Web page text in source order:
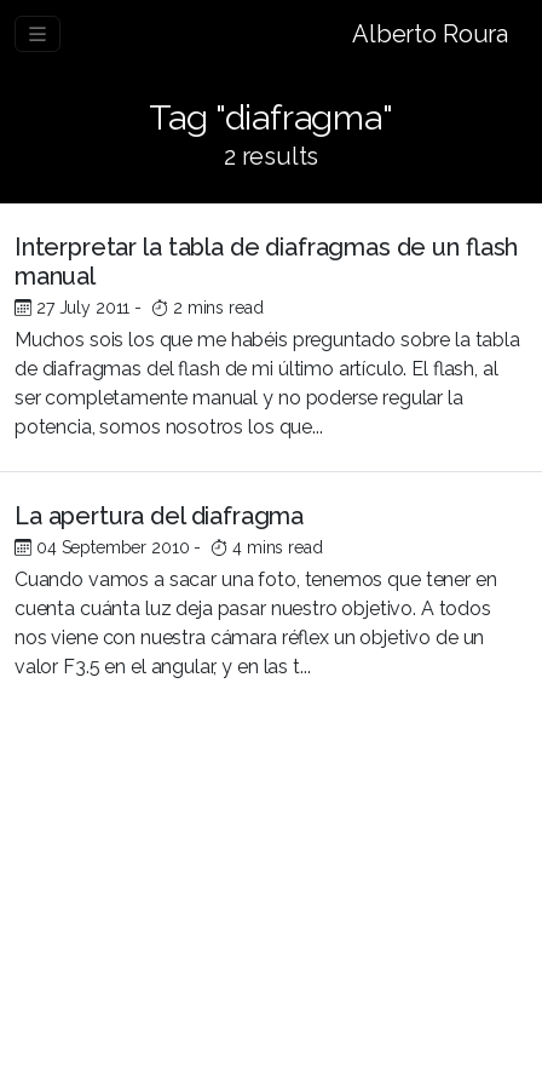
Alberto Roura
Tag "diafragma"
2 results
Interpretar la tabla de diafragmas de un flash
manual
27 July 2011 - 2 mins read
Muchos sois los que me habéis preguntado sobre la tabla
de diafragmas del flash de mi último artículo. El flash, al
ser completamente manual y no poderse regular la
potencia, somos nosotros los que...
La apertura del diafragma
04 September 2010 - 4 mins read
Cuando vamos a sacar una foto, tenemos que tener en
cuenta cuánta luz deja pasar nuestro objetivo. A todos
nos viene con nuestra cámara réflex un objetivo de un
valor F3.5 en el angular, y en las t...